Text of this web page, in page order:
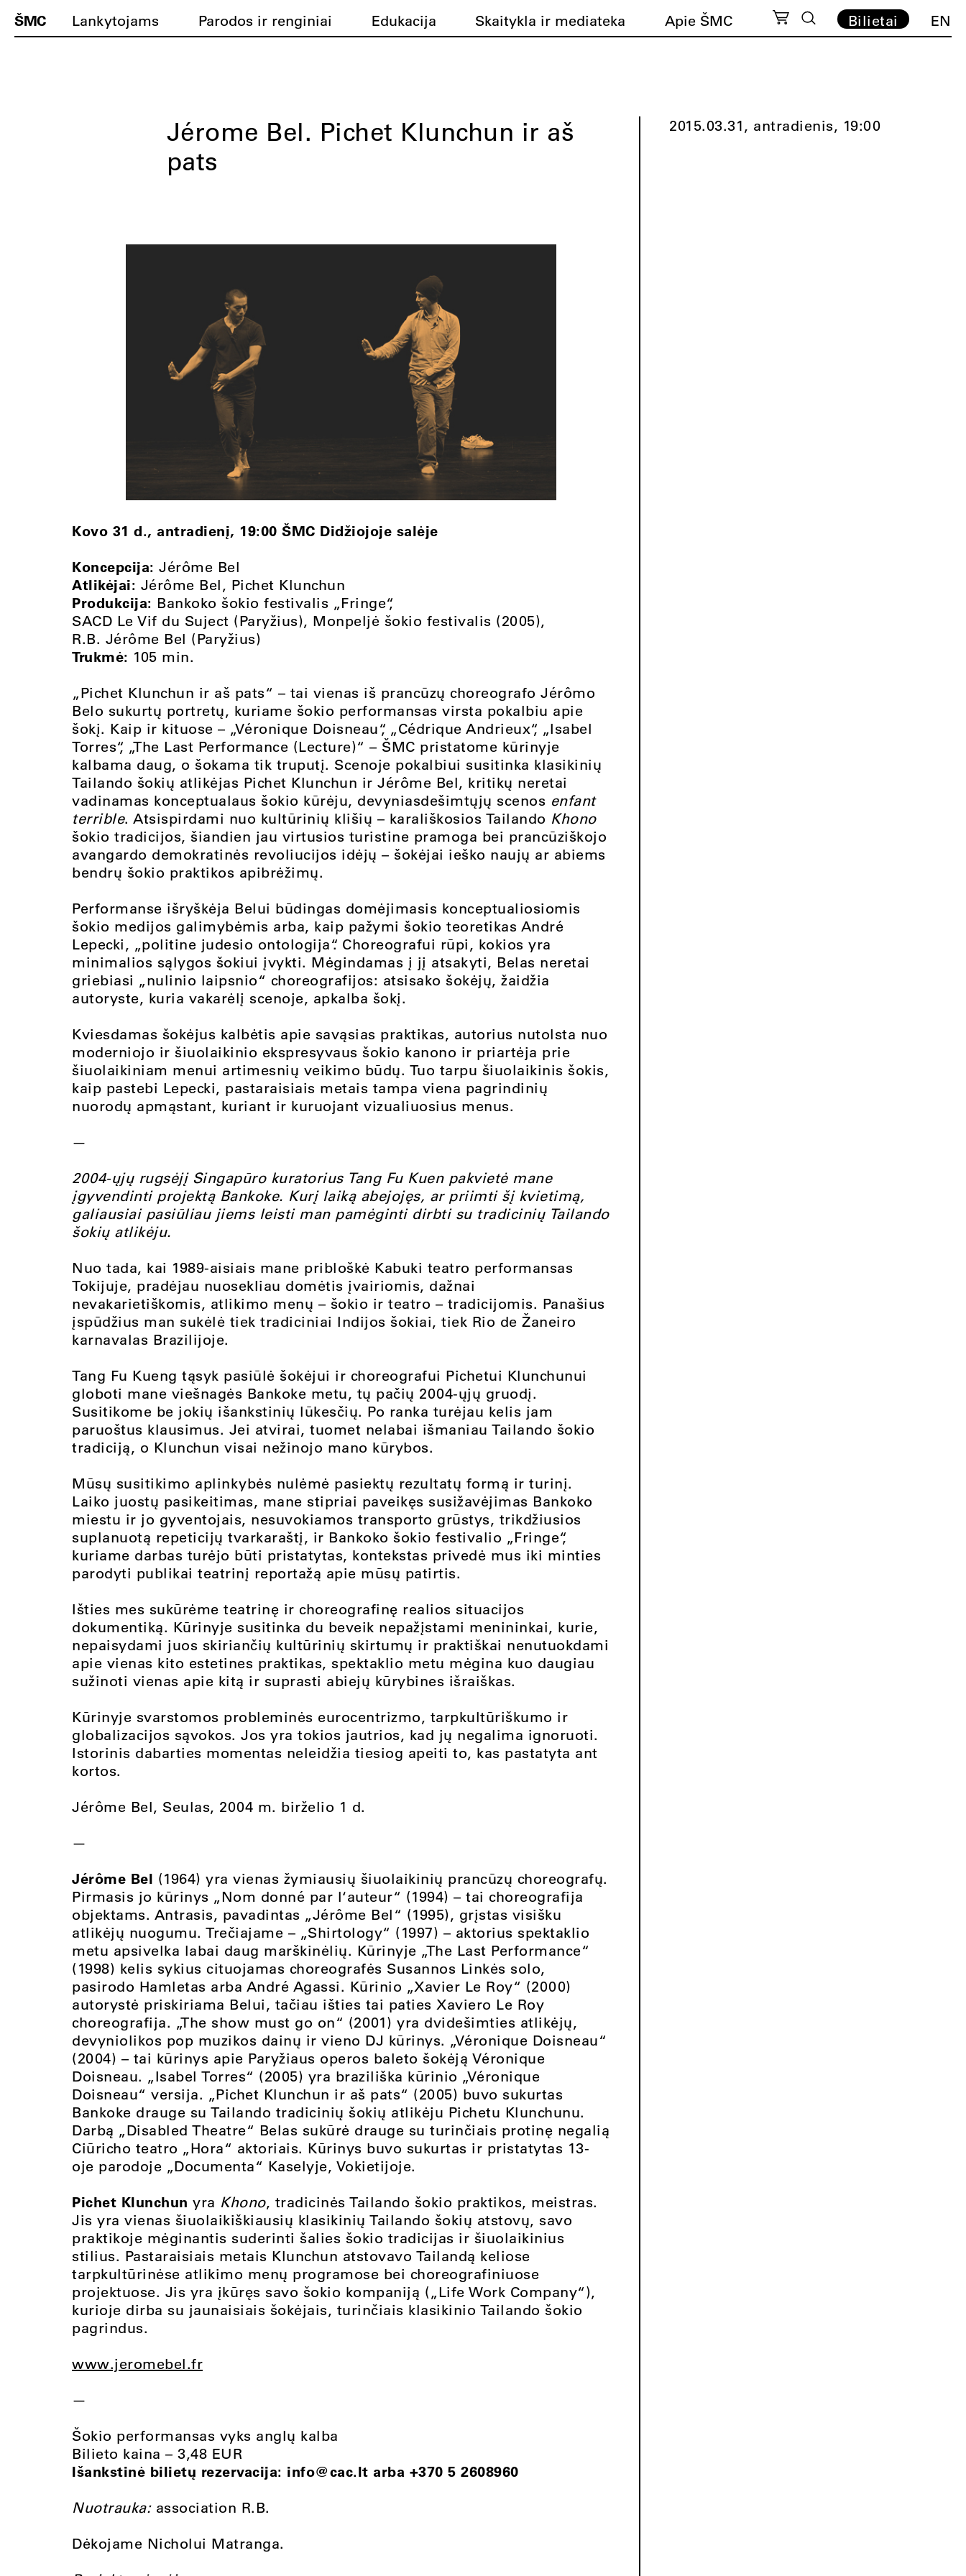
ŠMC Lankytojams Parodos ir renginiai Edukacija Skaitykla ir mediateka Apie ŠMC Bilietai EN
Jérome Bel. Pichet Klunchun ir aš
pats
Kovo 31 d., antradienį, 19:00 ŠMC Didžiojoje salėje
Koncepcija: Jérôme Bel
Atlikėjai: Jérôme Bel, Pichet Klunchun
Produkcija: Bankoko šokio festivalis „Fringe“,
SACD Le Vif du Suject (Paryžius), Monpeljė šokio festivalis (2005),
R.B. Jérôme Bel (Paryžius)
Trukmė: 105 min.
„Pichet Klunchun ir aš pats“ – tai vienas iš prancūzų choreografo Jérômo
Belo sukurtų portretų, kuriame šokio performansas virsta pokalbiu apie
šokį. Kaip ir kituose – „Véronique Doisneau“, „Cédrique Andrieux“, „Isabel
Torres“, „The Last Performance (Lecture)“ – ŠMC pristatome kūrinyje
kalbama daug, o šokama tik truputį. Scenoje pokalbiui susitinka klasikinių
Tailando šokių atlikėjas Pichet Klunchun ir Jérôme Bel, kritikų neretai
vadinamas konceptualaus šokio kūrėju, devyniasdešimtųjų scenos enfant
terrible. Atsispirdami nuo kultūrinių klišių – karališkosios Tailando Khono
šokio tradicijos, šiandien jau virtusios turistine pramoga bei prancūziškojo
avangardo demokratinės revoliucijos idėjų – šokėjai ieško naujų ar abiems
bendrų šokio praktikos apibrėžimų.
Performanse išryškėja Belui būdingas domėjimasis konceptualiosiomis
šokio medijos galimybėmis arba, kaip pažymi šokio teoretikas André
Lepecki, „politine judesio ontologija“. Choreografui rūpi, kokios yra
minimalios sąlygos šokiui įvykti. Mėgindamas į jį atsakyti, Belas neretai
griebiasi „nulinio laipsnio“ choreografijos: atsisako šokėjų, žaidžia
autoryste, kuria vakarėlį scenoje, apkalba šokį.
Kviesdamas šokėjus kalbėtis apie savąsias praktikas, autorius nutolsta nuo
moderniojo ir šiuolaikinio ekspresyvaus šokio kanono ir priartėja prie
šiuolaikiniam menui artimesnių veikimo būdų. Tuo tarpu šiuolaikinis šokis,
kaip pastebi Lepecki, pastaraisiais metais tampa viena pagrindinių
nuorodų apmąstant, kuriant ir kuruojant vizualiuosius menus.
—
2004-ųjų rugsėjį Singapūro kuratorius Tang Fu Kuen pakvietė mane
įgyvendinti projektą Bankoke. Kurį laiką abejojęs, ar priimti šį kvietimą,
galiausiai pasiūliau jiems leisti man pamėginti dirbti su tradicinių Tailando
šokių atlikėju.
Nuo tada, kai 1989-aisiais mane pribloškė Kabuki teatro performansas
Tokijuje, pradėjau nuosekliau domėtis įvairiomis, dažnai
nevakarietiškomis, atlikimo menų – šokio ir teatro – tradicijomis. Panašius
įspūdžius man sukėlė tiek tradiciniai Indijos šokiai, tiek Rio de Žaneiro
karnavalas Brazilijoje.
Tang Fu Kueng tąsyk pasiūlė šokėjui ir choreografui Pichetui Klunchunui
globoti mane viešnagės Bankoke metu, tų pačių 2004-ųjų gruodį.
Susitikome be jokių išankstinių lūkesčių. Po ranka turėjau kelis jam
paruoštus klausimus. Jei atvirai, tuomet nelabai išmaniau Tailando šokio
tradiciją, o Klunchun visai nežinojo mano kūrybos.
Mūsų susitikimo aplinkybės nulėmė pasiektų rezultatų formą ir turinį.
Laiko juostų pasikeitimas, mane stipriai paveikęs susižavėjimas Bankoko
miestu ir jo gyventojais, nesuvokiamos transporto grūstys, trikdžiusios
suplanuotą repeticijų tvarkaraštį, ir Bankoko šokio festivalio „Fringe“,
kuriame darbas turėjo būti pristatytas, kontekstas privedė mus iki minties
parodyti publikai teatrinį reportažą apie mūsų patirtis.
Išties mes sukūrėme teatrinę ir choreografinę realios situacijos
dokumentiką. Kūrinyje susitinka du beveik nepažįstami menininkai, kurie,
nepaisydami juos skiriančių kultūrinių skirtumų ir praktiškai nenutuokdami
apie vienas kito estetines praktikas, spektaklio metu mėgina kuo daugiau
sužinoti vienas apie kitą ir suprasti abiejų kūrybines išraiškas.
Kūrinyje svarstomos probleminės eurocentrizmo, tarpkultūriškumo ir
globalizacijos sąvokos. Jos yra tokios jautrios, kad jų negalima ignoruoti.
Istorinis dabarties momentas neleidžia tiesiog apeiti to, kas pastatyta ant
kortos.
Jérôme Bel, Seulas, 2004 m. birželio 1 d.
—
Jérôme Bel (1964) yra vienas žymiausių šiuolaikinių prancūzų choreografų.
Pirmasis jo kūrinys „Nom donné par l‘auteur“ (1994) – tai choreografija
objektams. Antrasis, pavadintas „Jérôme Bel“ (1995), grįstas visišku
atlikėjų nuogumu. Trečiajame – „Shirtology“ (1997) – aktorius spektaklio
metu apsivelka labai daug marškinėlių. Kūrinyje „The Last Performance“
(1998) kelis sykius cituojamas choreografės Susannos Linkės solo,
pasirodo Hamletas arba André Agassi. Kūrinio „Xavier Le Roy“ (2000)
autorystė priskiriama Belui, tačiau išties tai paties Xaviero Le Roy
choreografija. „The show must go on“ (2001) yra dvidešimties atlikėjų,
devyniolikos pop muzikos dainų ir vieno DJ kūrinys. „Véronique Doisneau“
(2004) – tai kūrinys apie Paryžiaus operos baleto šokėją Véronique
Doisneau. „Isabel Torres“ (2005) yra braziliška kūrinio „Véronique
Doisneau“ versija. „Pichet Klunchun ir aš pats“ (2005) buvo sukurtas
Bankoke drauge su Tailando tradicinių šokių atlikėju Pichetu Klunchunu.
Darbą „Disabled Theatre“ Belas sukūrė drauge su turinčiais protinę negalią
Ciūricho teatro „Hora“ aktoriais. Kūrinys buvo sukurtas ir pristatytas 13-
oje parodoje „Documenta“ Kaselyje, Vokietijoje.
Pichet Klunchun yra Khono, tradicinės Tailando šokio praktikos, meistras.
Jis yra vienas šiuolaikiškiausių klasikinių Tailando šokių atstovų, savo
praktikoje mėginantis suderinti šalies šokio tradicijas ir šiuolaikinius
stilius. Pastaraisiais metais Klunchun atstovavo Tailandą keliose
tarpkultūrinėse atlikimo menų programose bei choreografiniuose
projektuose. Jis yra įkūręs savo šokio kompaniją („Life Work Company“),
kurioje dirba su jaunaisiais šokėjais, turinčiais klasikinio Tailando šokio
pagrindus.
www.jeromebel.fr
—
Šokio performansas vyks anglų kalba
Bilieto kaina – 3,48 EUR
Išankstinė bilietų rezervacija: info@cac.lt arba +370 5 2608960
Nuotrauka:association R.B.
Dėkojame Nicholui Matranga.
2015.03.31, antradienis, 19:00